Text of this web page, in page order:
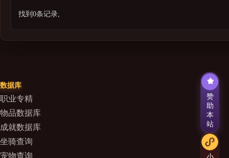
找到0条记录,
数据库
职业专精
物品数据库
成就数据库
坐骑查询
宠物查询
赞
助
本
站